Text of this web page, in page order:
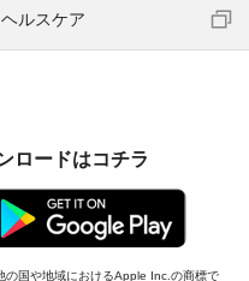
ルスケア
ロードはコチラ
国や地域におけるApple Inc.の商標で